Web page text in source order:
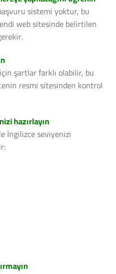
sistemi yoktur, bu
web sitesinde belirtilen
şartlar farklı olabilir, bu
resmi sitesinden kontrol
hazırlayın
İngilizce seviyenizi